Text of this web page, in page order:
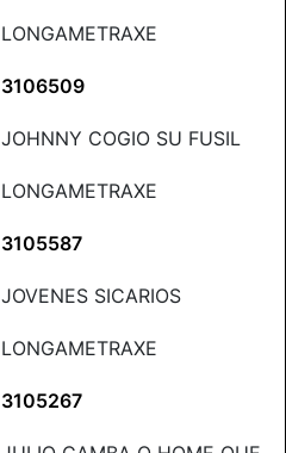
LONGAMETRAXE
3106509
JOHNNY COGIO SU FUSIL
LONGAMETRAXE
3105587
JOVENES SICARIOS
LONGAMETRAXE
3105267